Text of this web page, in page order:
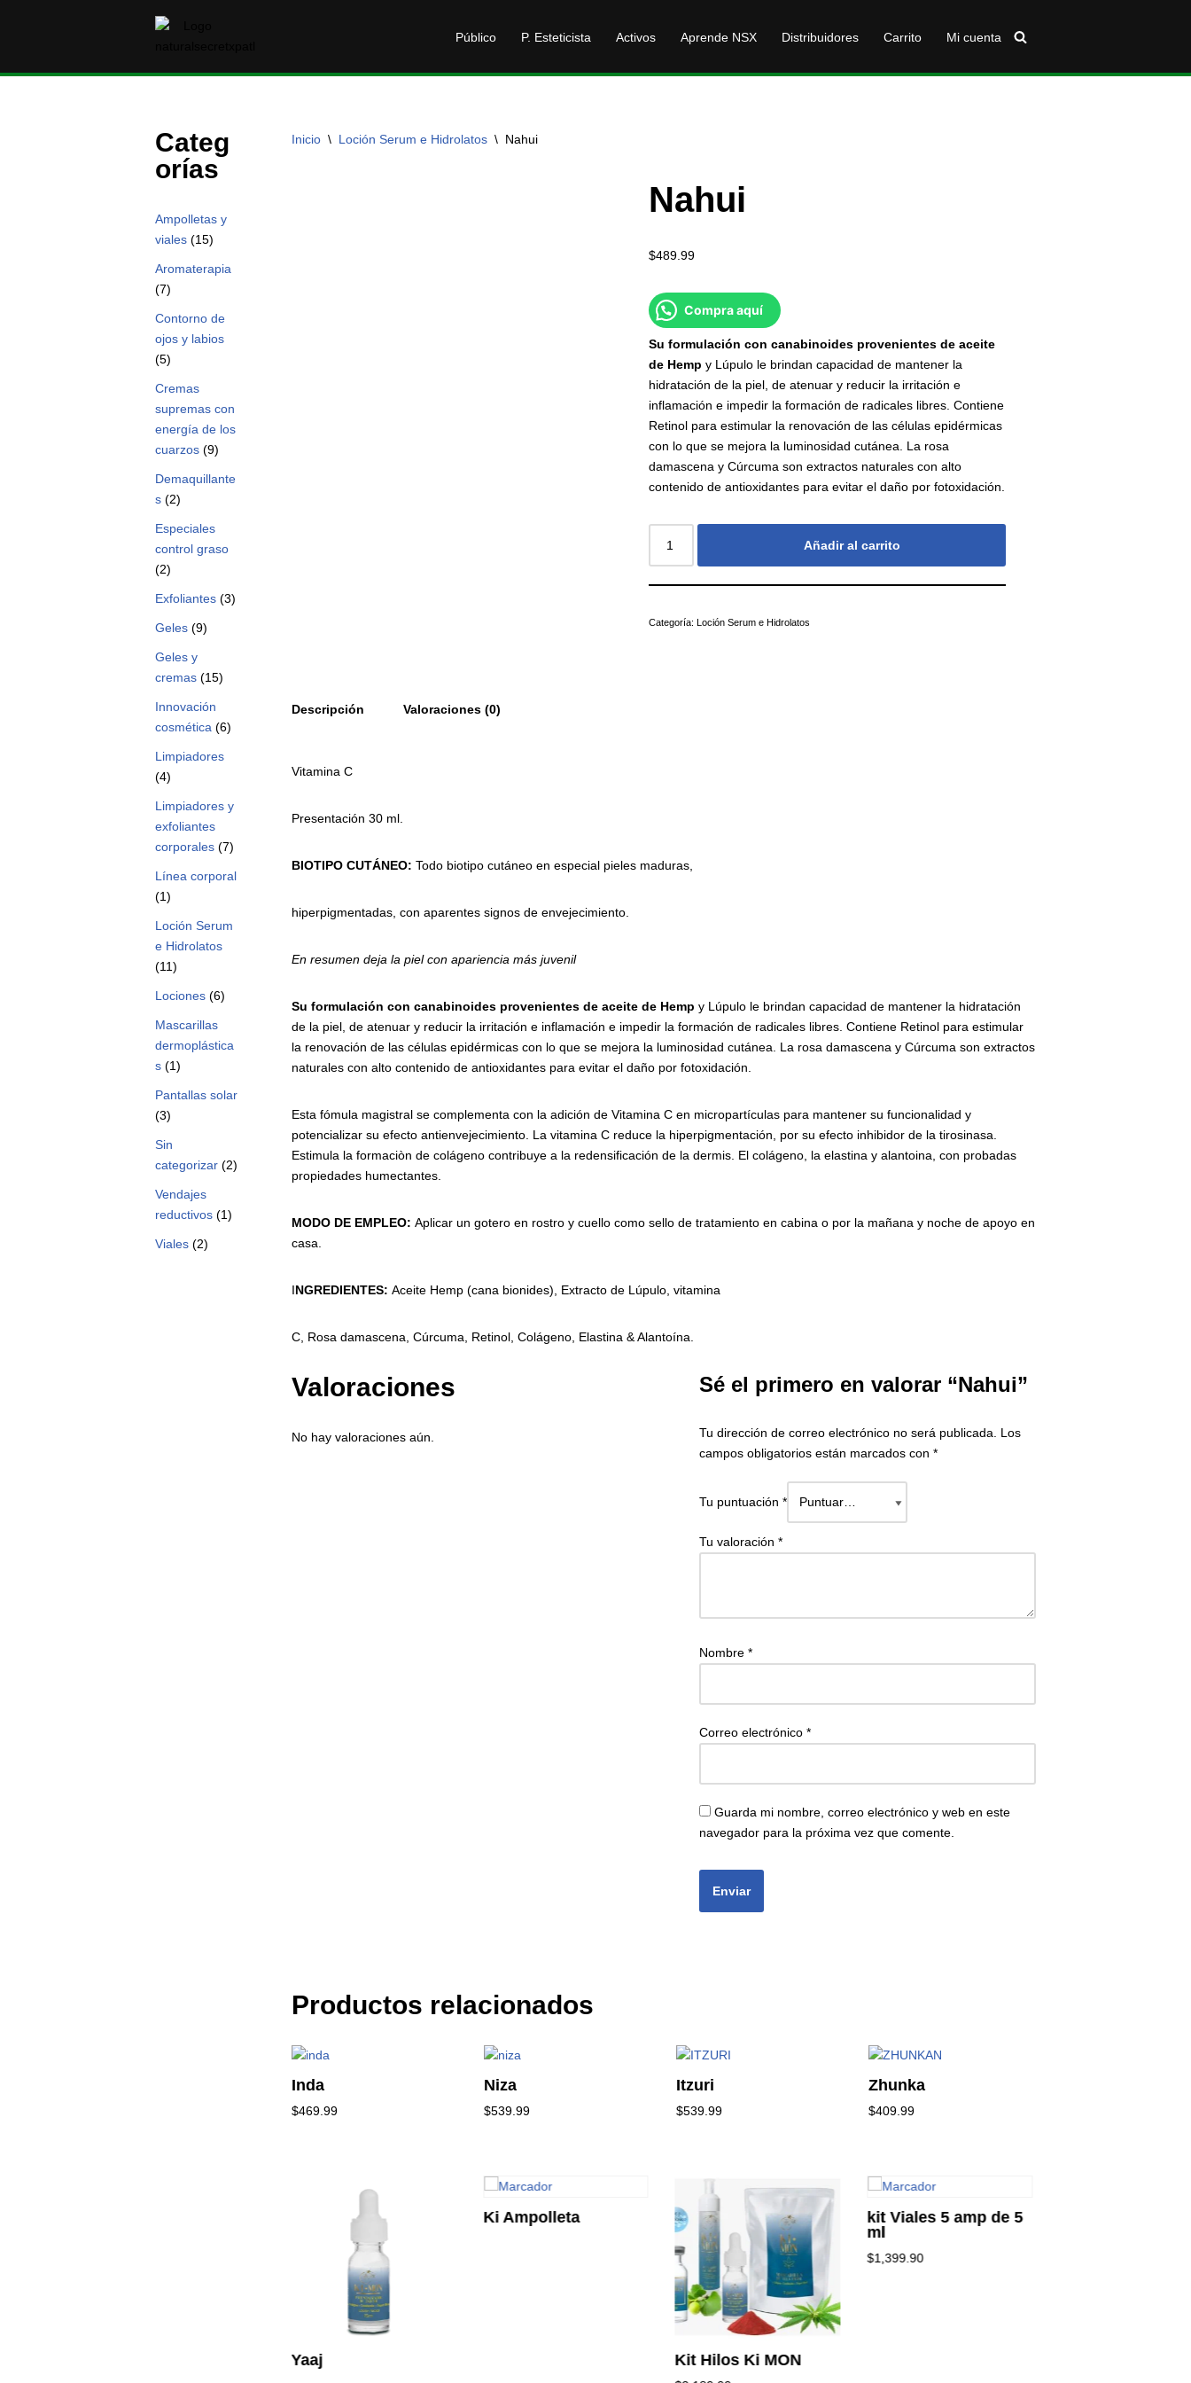
Público P. Esteticista Activos Aprende NSX Distribuidores Carrito Mi cuenta
Categ
orías
Ampolletas y
viales (15)
Aromaterapia
(7)
Contorno de
ojos y labios
(5)
Cremas
supremas con
energía de los
cuarzos (9)
Demaquillante
s (2)
Especiales
control graso
(2)
Exfoliantes (3)
Geles (9)
Geles y
cremas (15)
Innovación
cosmética (6)
Limpiadores
(4)
Limpiadores y
exfoliantes
corporales (7)
Línea corporal
(1)
Loción Serum
e Hidrolatos
(11)
Lociones (6)
Mascarillas
dermoplástica
s (1)
Pantallas solar
(3)
Sin
categorizar (2)
Vendajes
reductivos (1)
Viales (2)
Inicio \ Loción Serum e Hidrolatos \ Nahui
Nahui
$489.99
Compra aquí
Su formulación con canabinoides provenientes de aceite
de Hemp y Lúpulo le brindan capacidad de mantener la
hidratación de la piel, de atenuar y reducir la irritación e
inflamación e impedir la formación de radicales libres. Contiene
Retinol para estimular la renovación de las células epidérmicas
con lo que se mejora la luminosidad cutánea. La rosa
damascena y Cúrcuma son extractos naturales con alto
contenido de antioxidantes para evitar el daño por fotoxidación.
Añadir al carrito
Categoría: Loción Serum e Hidrolatos
Descripción Valoraciones (0)
Vitamina C
Presentación 30 ml.
BIOTIPO CUTÁNEO: Todo biotipo cutáneo en especial pieles maduras,
hiperpigmentadas, con aparentes signos de envejecimiento.
En resumen deja la piel con apariencia más juvenil
Su formulación con canabinoides provenientes de aceite de Hemp y Lúpulo le brindan capacidad de mantener la hidratación
de la piel, de atenuar y reducir la irritación e inflamación e impedir la formación de radicales libres. Contiene Retinol para estimular
la renovación de las células epidérmicas con lo que se mejora la luminosidad cutánea. La rosa damascena y Cúrcuma son extractos
naturales con alto contenido de antioxidantes para evitar el daño por fotoxidación.
Esta fómula magistral se complementa con la adición de Vitamina C en micropartículas para mantener su funcionalidad y
potencializar su efecto antienvejecimiento. La vitamina C reduce la hiperpigmentación, por su efecto inhibidor de la tirosinasa.
Estimula la formaciòn de colágeno contribuye a la redensificación de la dermis. El colágeno, la elastina y alantoina, con probadas
propiedades humectantes.
MODO DE EMPLEO: Aplicar un gotero en rostro y cuello como sello de tratamiento en cabina o por la mañana y noche de apoyo en
casa.
INGREDIENTES: Aceite Hemp (cana bionides), Extracto de Lúpulo, vitamina
C, Rosa damascena, Cúrcuma, Retinol, Colágeno, Elastina & Alantoína.
Valoraciones
No hay valoraciones aún.
Sé el primero en valorar “Nahui”
Tu dirección de correo electrónico no será publicada.
Los
campos obligatorios están marcados con *
Tu puntuación *
Tu valoración *
Nombre *
Correo electrónico *
Guarda mi nombre, correo electrónico y web en este
navegador para la próxima vez que comente.
Productos relacionados
Inda
$469.99
Niza
$539.99
Itzuri
$539.99
Zhunka
$409.99
Yaaj
Ki Ampolleta
Kit Hilos Ki MON
kit Viales 5 amp de 5
ml
$1,399.90